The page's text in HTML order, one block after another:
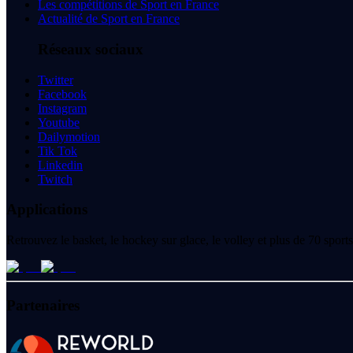
Les compétitions de Sport en France
Actualité de Sport en France
Réseaux sociaux
Twitter
Facebook
Instagram
Youtube
Dailymotion
Tik Tok
Linkedin
Twitch
Applications
Retrouvez le basket, le hockey sur glace, le volley et plus de 70
Partenaires